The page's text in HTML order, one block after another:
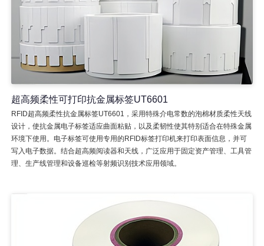
超高频柔性可打印抗金属标签UT6601
RFID超高频柔性抗金属标签UT6601，采用特殊介电常数的泡棉材质柔性天线
设计，使抗金属电子标签适应曲面粘贴，以及柔韧性使其特别适合在特殊金属
环境下使用。电子标签可使用专用的RFID标签打印机来打印表面信息，并可
写入电子数据。结合超高频阅读器和天线，广泛应用于固定资产管理、工具管
理、生产线管理和设备巡检等射频识别技术应用领域。